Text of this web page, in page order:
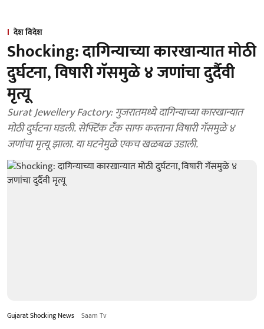
देश विदेश
Shocking: दागिन्याच्या कारखान्यात मोठी
दुर्घटना, विषारी गॅसमुळे ४ जणांचा दुर्दैवी
मृत्यू
Surat Jewellery Factory: गुजरातमध्ये दागिन्याच्या कारखान्यात
मोठी दुर्घटना घडली. सेफ्टिंक टँक साफ करताना विषारी गॅसमुळे ४
जणांचा मृत्यू झाला. या घटनेमुळे एकच खळबळ उडाली.
Gujarat Shocking News Saam Tv